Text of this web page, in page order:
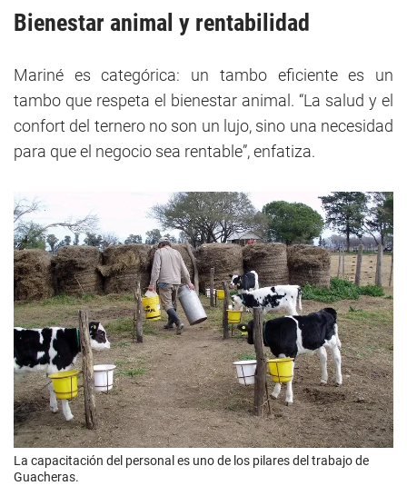
Bienestar animal y rentabilidad
Mariné es categórica: un tambo eficiente es un
tambo que respeta el bienestar animal. “La salud y el
confort del ternero no son un lujo, sino una necesidad
para que el negocio sea rentable”, enfatiza.
La capacitación del personal es uno de los pilares del trabajo de
Guacheras.